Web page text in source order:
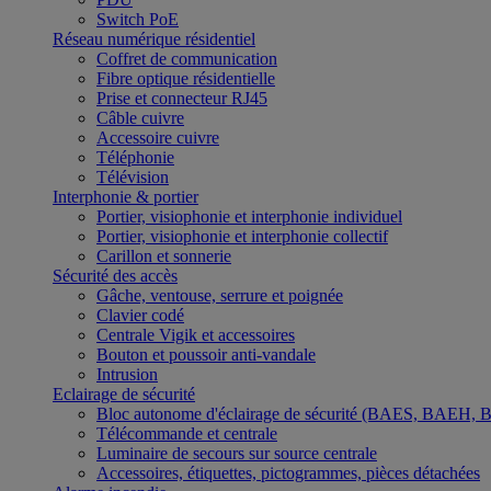
Switch PoE
Réseau numérique résidentiel
Coffret de communication
Fibre optique résidentielle
Prise et connecteur RJ45
Câble cuivre
Accessoire cuivre
Téléphonie
Télévision
Interphonie & portier
Portier, visiophonie et interphonie individuel
Portier, visiophonie et interphonie collectif
Carillon et sonnerie
Sécurité des accès
Gâche, ventouse, serrure et poignée
Clavier codé
Centrale Vigik et accessoires
Bouton et poussoir anti-vandale
Intrusion
Eclairage de sécurité
Bloc autonome d'éclairage de sécurité (BAES,
Télécommande et centrale
Luminaire de secours sur source centrale
Accessoires, étiquettes, pictogrammes, pièces détachées